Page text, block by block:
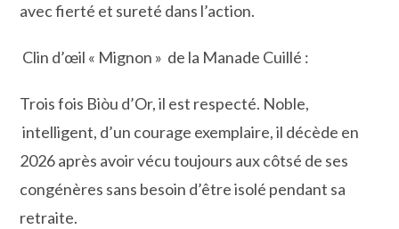
avec fierté et sureté dans l’action.
Clin d’œil « Mignon » de la Manade Cuillé :
Trois fois Biòu d’Or, il est respecté. Noble,
intelligent, d’un courage exemplaire, il décède en
2026 après avoir vécu toujours aux côtsé de ses
congénères sans besoin d’être isolé pendant sa
retraite.